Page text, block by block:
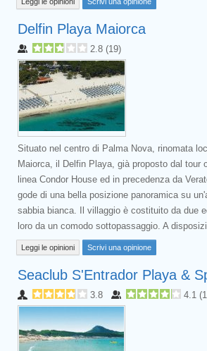
Leggi le opinioni Scrivi una opinione
Delfin Playa Maiorca
2.8 (19)
Situato nel centro di Palma Nova, rinomata
Maiorca, il Delfin Playa, già proposto dal tour
linea Condor House ed in precedenza da
gode di una bella posizione panoramica su
sabbia bianca. Il villaggio è costituito da due
loro da un comodo sottopassaggio. A
Leggi le opinioni Scrivi una opinione
Seaclub S'Entrador Playa &
3.8 4.1 (